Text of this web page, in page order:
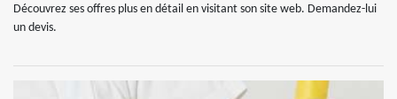
Découvrez ses offres plus en détail en visitant son site web. Demandez-lui
un devis.